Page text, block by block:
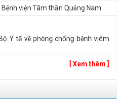
viện Tâm thần Quảng Nam
Y tế về phòng chống bệnh viêm
[ Xem thêm ]